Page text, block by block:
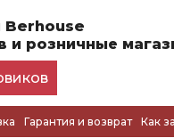
Berhouse
и розничные
Гарантия и возврат Как